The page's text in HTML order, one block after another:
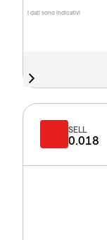
I dati sono indicativi
SELL
0.018